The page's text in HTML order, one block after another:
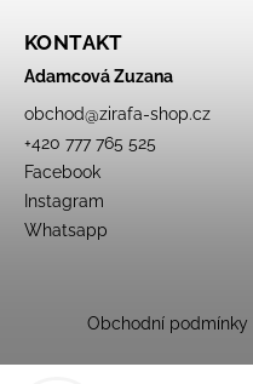
KONTAKT
Adamcová Zuzana
obchod@zirafa-shop.cz
+420 777 765 525
Facebook
Instagram
Whatsapp
Obchodní podmínky